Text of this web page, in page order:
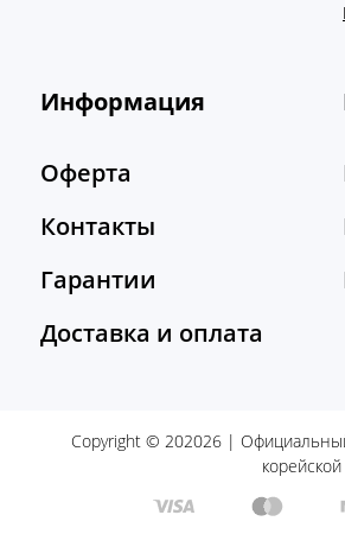
Информация
Оферта
Контакты
Гарантии
Доставка и оплата
Copyright © 202026 |